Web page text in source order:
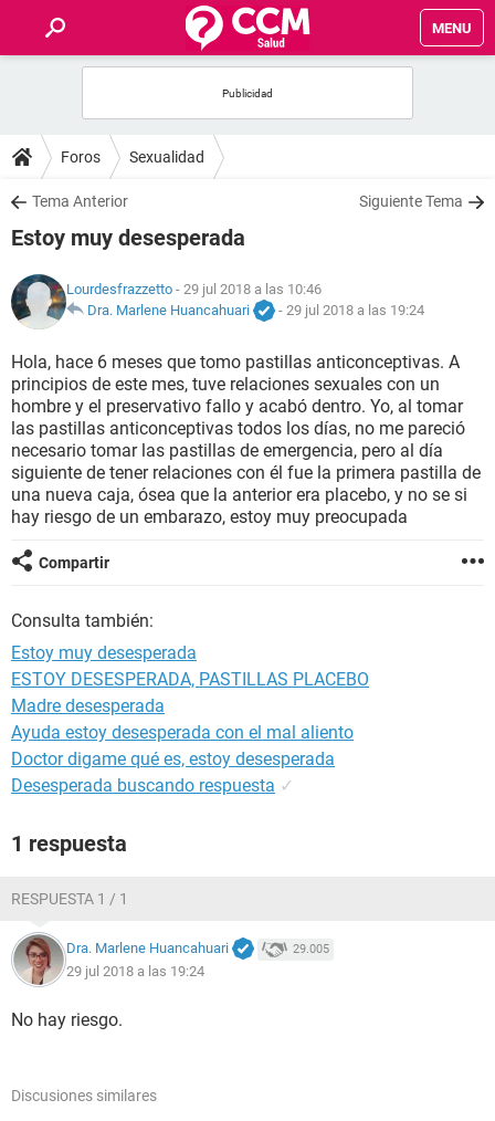
MENU
FOROS
SALUD
FAMILIA
NUTRICIÓN
BIENESTAR
SEXUALIDAD
GLOSARIO
Foros Sexualidad
Tema Anterior Siguiente Tema
Estoy muy desesperada
Lourdesfrazzetto - 29 jul 2018 a las 10:46
Dra. Marlene Huancahuari
- 29 jul 2018 a las 19:24
Hola, hace 6 meses que tomo pastillas anticonceptivas. A
principios de este mes, tuve relaciones sexuales con un
hombre y el preservativo fallo y acabó dentro. Yo, al tomar
las pastillas anticonceptivas todos los días, no me pareció
necesario tomar las pastillas de emergencia, pero al día
siguiente de tener relaciones con él fue la primera pastilla de
una nueva caja, ósea que la anterior era placebo, y no se si
hay riesgo de un embarazo, estoy muy preocupada
Compartir
Consulta también:
Estoy muy desesperada
ESTOY DESESPERADA, PASTILLAS PLACEBO
Madre desesperada
Ayuda estoy desesperada con el mal aliento
Doctor digame qué es, estoy desesperada
Desesperada buscando respuesta ✓
1 respuesta
RESPUESTA 1 / 1
Dra. Marlene Huancahuari 29.005
29 jul 2018 a las 19:24
No hay riesgo.
Discusiones similares